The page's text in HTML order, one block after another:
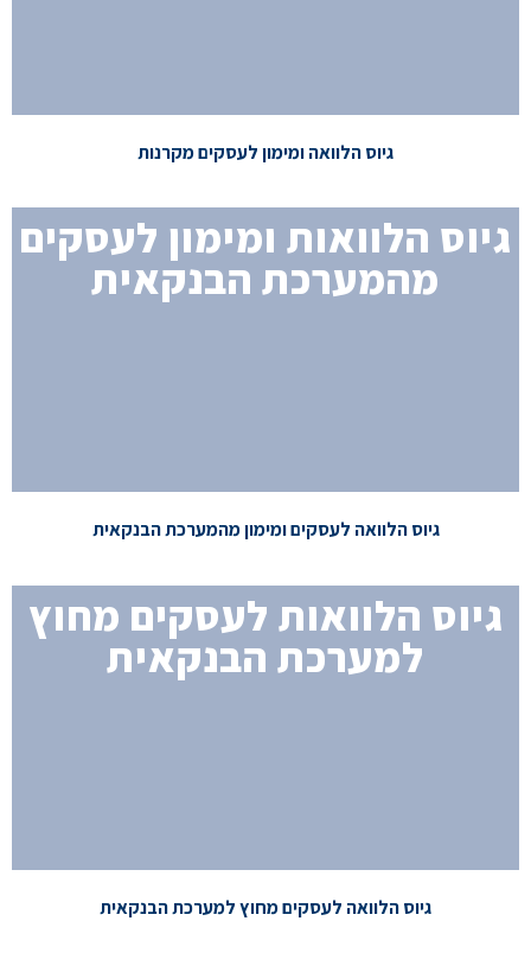
גיוס הלוואה ומימון לעסקים מקרנות
גיוס הלוואות ומימון לעסקים
מהמערכת הבנקאית
גיוס הלוואה לעסקים ומימון מהמערכת הבנקאית
גיוס הלוואות לעסקים מחוץ
למערכת הבנקאית
גיוס הלוואה לעסקים מחוץ למערכת הבנקאית